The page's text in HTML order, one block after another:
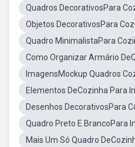
Quadros DecorativosPara
Objetos DecorativosPara
Quadro MinimalistaPara
Como Organizar Armário
ImagensMockup Quadros
Elementos DeCozinha Para
Desenhos DecorativosPara
Quadro Preto E BrancoPara
Mais Um Só Quadro